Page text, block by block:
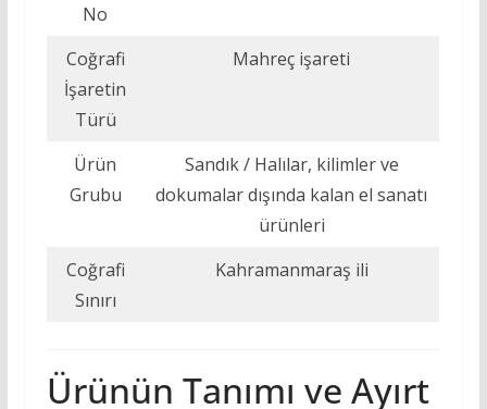
No
Coğrafi
İşaretin
Türü
Mahreç işareti
Ürün
Grubu
Sandık / Halılar, kilimler ve
dokumalar dışında kalan el sanatı
ürünleri
Coğrafi
Sınırı
Kahramanmaraş ili
Ürünün Tanımı ve Ayırt